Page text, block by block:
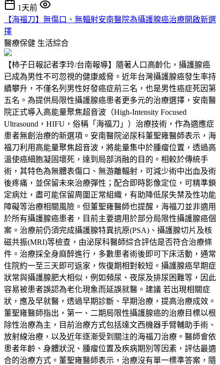
1天前
【海福刀】無傷口、無輻射安南醫院為攝護腺癌治療開啟新選
擇
醫療保健 生活綜合
【柿子日報記者李玲/台南報導】隨著人口高齡化，攝護腺癌
已成為男性不可忽視的健康威脅。近年台灣攝護腺癌發生率持
續攀升，不僅名列男性好發癌症前三名，也是男性癌症死因第
五名。為提供局限性攝護腺癌患者更多元的治療選擇，安南醫
院正式導入高能量聚焦超音波（High-Intensity Focused
Ultrasound，HIFU，俗稱「海福刀」）治療技術，作為適應症
患者無創治療的新選項。安南醫院泌尿科董聖雍醫師表示，海
福刀利用高能量聚焦超音波，將能量集中於腫瘤位置，透過高
溫使癌細胞凝固壞死，達到局部消融的目的。相較於傳統手
術，其特色為無體表傷口、無游離輻射，可減少術中出血及術
後疼痛，並保留未來治療彈性；配合即時影像定位，可精準鎖
定病灶，盡可能保留周圍正常組織，有助降低尿失禁及性功能
障礙等治療相關風險。但董聖雍醫師也提醒，海福刀並非適用
於所有攝護腺癌患者，目前主要適用於部分局限性攝護腺癌個
案。治療前仍須完成攝護腺特異抗原(PSA)、攝護腺切片及核
磁共振(MRI)等檢查，由泌尿科醫師綜合評估是否符合治療條
件。治療採全身麻醉進行，多數患者術後即可下床活動，通常
住院約一至三天即可返家，恢復期相對較短。攝護腺癌早期症
狀常與攝護腺肥大相似，例如頻尿、夜尿及排尿困難等，因此
容易被患者誤認為老化現象而延誤就醫。建議 若出現相關症
狀，應及早就醫，透過早期診斷、早期治療，提高治療成效。
董聖雍醫師指出，第一、二期局限性攝護腺癌的治療目標以根
除性治療為主，目前治療方式包括達文西機器手臂輔助手術、
放射線治療，以及近年逐漸受到關注的海福刀治療。醫師會依
患者年齡、身體狀況、腫瘤位置及疾病期別等因素，評估最適
合的治療方式。董聖雍醫師表示，治療沒有單一標準答案，隨